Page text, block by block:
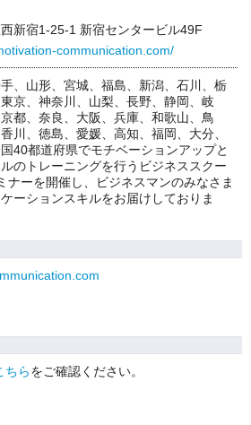
新宿1-25-1 新宿センタービル49F
communication.com/
、山形、宮城、福島、新潟、石川、栃
京、神奈川、山梨、長野、静岡、岐
都、奈良、大阪、兵庫、和歌山、鳥
川、徳島、愛媛、高知、福岡、大分、
40都道府県でモチベーションアップと
のトレーニングを行うビジネススクー
ナーを開催し、ビジネスマンのみなさま
ーションスキルをお届けしておりま
ちらをご確認ください。